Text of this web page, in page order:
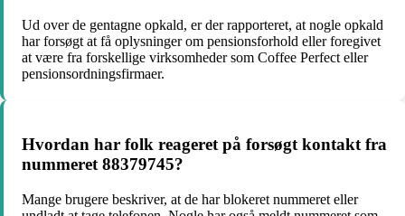
Ud over de gentagne opkald, er der rapporteret, at nogle opkald
har forsøgt at få oplysninger om pensionsforhold eller foregivet
at være fra forskellige virksomheder som Coffee Perfect eller
pensionsordningsfirmaer.
Hvordan har folk reageret på forsøgt kontakt fra
nummeret 88379745?
Mange brugere beskriver, at de har blokeret nummeret eller